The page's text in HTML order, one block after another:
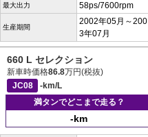
最大出力 58ps/7600rpm
生産期間
2002年05月～200
3年07月
660 L セレクション
新車時価格86.8万円(税抜)
JC08
-km/L
満タンでどこまで走る？
-km